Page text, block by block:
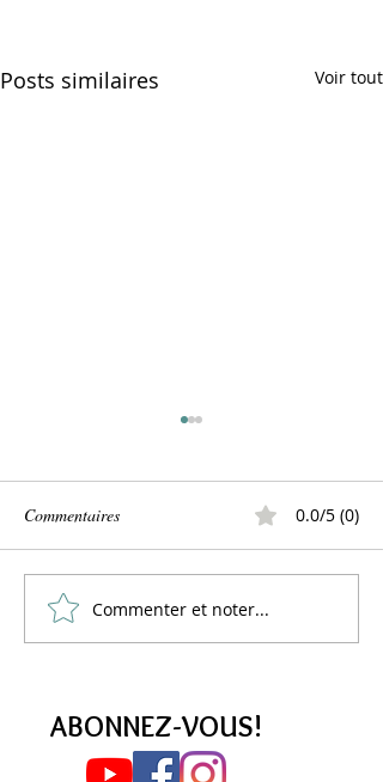
Posts similaires Voir tout
Lemon Curd Vegan :
L'alternative saine aux pois
Commentaires 0.0/5 (0)
Commenter et noter...
ABONNEZ-VOUS!